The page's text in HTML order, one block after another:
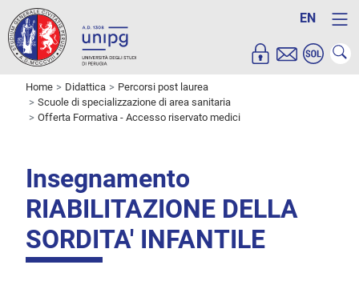
EN
Home Didattica
Percorsi post laurea
Scuole di specializzazione di area sanitaria
Offerta Formativa - Accesso riservato medici
Insegnamento
RIABILITAZIONE DELLA
SORDITA' INFANTILE